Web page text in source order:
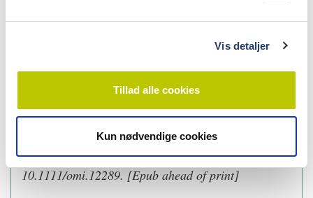
Vis detaljer
Tillad alle cookies
Kun nødvendige cookies
scoping review on bio-aerosols in healthcare and the
dental environment. PLoS ONE 2017;12:
4. Li Y, Ren B, Peng X et al. Saliva is a non-
negligible factor in the spread of COVID-19. Mol
Oral Microbiol. 2020 May 4. doi:
10.1111/omi.12289. [Epub ahead of print]